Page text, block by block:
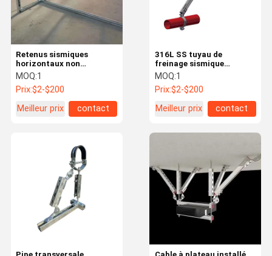
Nous
316L SS tuyau de
freinage sismique
soutient le freinage
longitudinal poli
MOQ:1
Prix:$2-$200
Meilleur prix
contact
Retenus sismiques
horizontaux non
structurels pour les
luminaires à plateau de
câbles
MOQ:1
Prix:$2-$200
Meilleur prix
contact